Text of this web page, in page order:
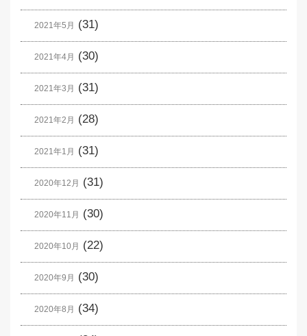
2021年5月 (31)
2021年4月 (30)
2021年3月 (31)
2021年2月 (28)
2021年1月 (31)
2020年12月 (31)
2020年11月 (30)
2020年10月 (22)
2020年9月 (30)
2020年8月 (34)